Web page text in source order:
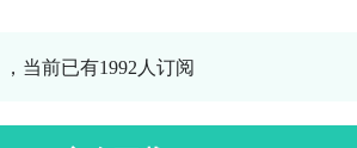
会使用。----特色功能----【吉他调音器】
尤克里里调音】：独特的乐音识别技术智
当前已有1992人订阅